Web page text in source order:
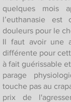
quelques mois
l’euthanasie
douleurs pour le
Il faut avoir une
différente pour
à fait guérissable
parage
touche pas au
prix de